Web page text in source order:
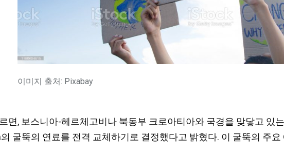
이미지 출처: Pixabay
면, 보스니아-헤르체고비나 북동부 크로아티아와 국경을 맞닿고 있
굴뚝의 연료를 전격 교체하기로 결정했다고 밝혔다. 이 굴뚝의 주